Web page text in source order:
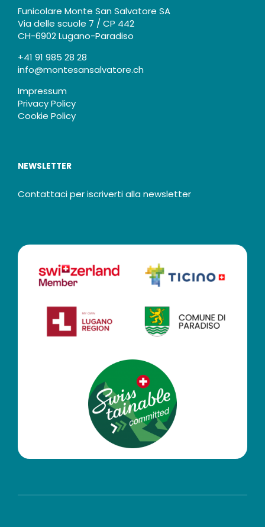
Funicolare Monte San Salvatore SA
Via delle scuole 7 / CP 442
CH-6902 Lugano-Paradiso
+41 91 985 28 28
info@montesansalvatore.ch
Impressum
Privacy Policy
Cookie Policy
NEWSLETTER
Contattaci per iscriverti alla newsletter